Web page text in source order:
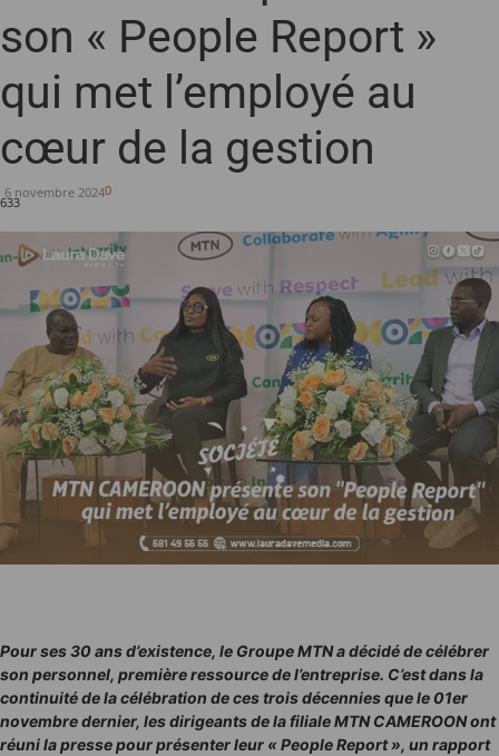
son « People Report »
qui met l’employé au
cœur de la gestion
6 novembre 20240
633
Pour ses 30 ans d’existence, le Groupe MTN a décidé de célébrer
son personnel, première ressource de l’entreprise. C’est dans la
continuité de la célébration de ces trois décennies que le 01er
novembre dernier, les dirigeants de la filiale MTN CAMEROON ont
réuni la presse pour présenter leur « People Report », un rapport